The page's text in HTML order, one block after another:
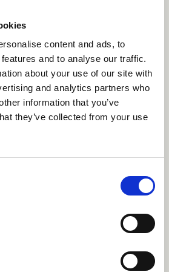
content and ads, to
and to analyse our traffic.
about your use of our site with
and analytics partners who
information that you’ve
they’ve collected from your use
perustason
yhteensovittamista.
tukevat menetelmiin koulutettavien
menetelmien
Tilaisuuksissa jaetaan tietoa ja
arkivaikuttavuuden
kokemuksista.
ja asiantuntijat
valmistelu-, käyttöönotto- ja